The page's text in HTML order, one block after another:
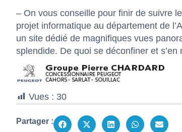
– On vous conseille pour finir de suivre
projet informatique au département de
un site dédié de magnifiques vues
splendide. De quoi se déconfiner et
Vues : 30
Partager :